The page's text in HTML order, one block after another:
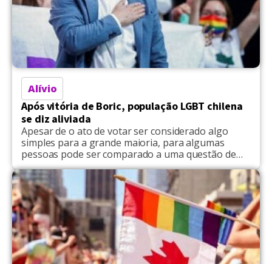
Alívio
Após vitória de Boric, população LGBT chilena
se diz aliviada
Apesar de o ato de votar ser considerado algo
simples para a grande maioria, para algumas
pessoas pode ser comparado a uma questão de
vida ou morte